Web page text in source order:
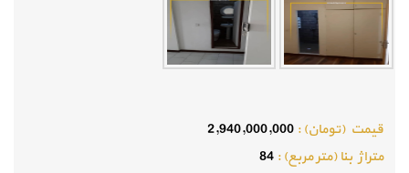
قيمت (تومان) :2,940,000,000
متراژ بنا (متر مربع) :84